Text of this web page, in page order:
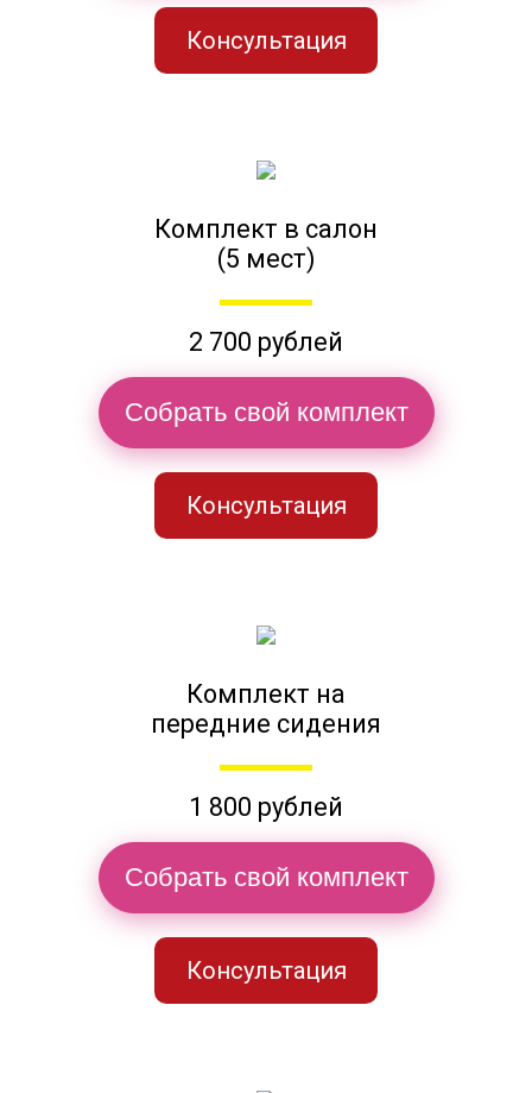
Консультация
Комплект в салон
(5 мест)
2 700 рублей
Собрать свой комплект
Консультация
Комплект на
передние сидения
1 800 рублей
Собрать свой комплект
Консультация